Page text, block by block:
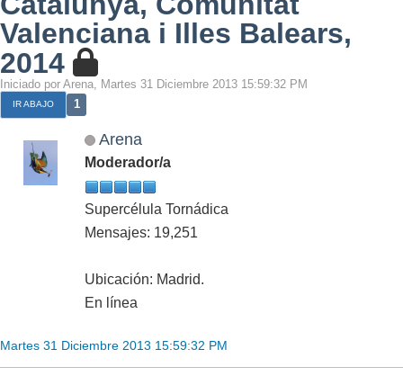
Valenciana i Illes Balears,
2014
Iniciado por Arena, Martes 31 Diciembre 2013 15:59:32 PM
IR ABAJO 1
Arena
Moderador/a
Supercélula Tornádica
Mensajes: 19,251
Ubicación: Madrid.
En línea
Martes 31 Diciembre 2013 15:59:32 PM